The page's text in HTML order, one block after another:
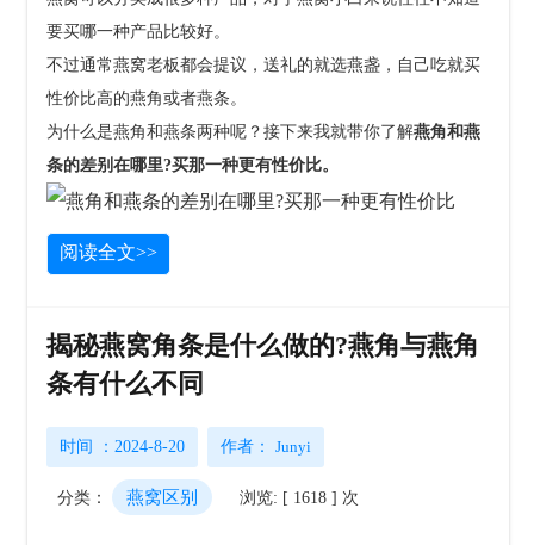
要买哪一种产品比较好。
不过通常燕窝老板都会提议，送礼的就选燕盏，自己吃就买
性价比高的燕角或者燕条。
为什么是燕角和燕条两种呢？接下来我就带你了解燕角和燕
条的差别在哪里?买那一种更有性价比。
阅读全文>>
揭秘燕窝角条是什么做的?燕角与燕角
条有什么不同
时间 ：2024-8-20 作者：Junyi
分类： 燕窝区别 浏览: [ 1618 ] 次